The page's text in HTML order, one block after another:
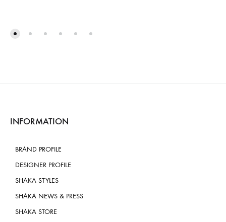
INFORMATION
BRAND PROFILE
DESIGNER PROFILE
SHAKA STYLES
SHAKA NEWS & PRESS
SHAKA STORE